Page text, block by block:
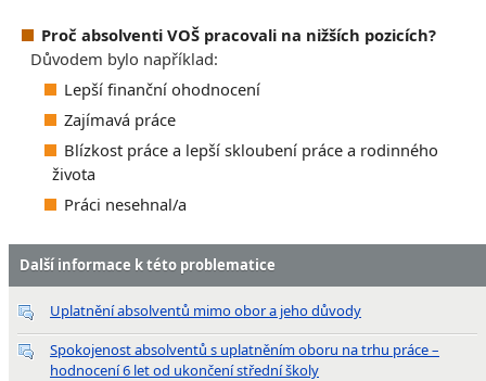
Proč absolventi VOŠ pracovali na nižších pozicích?
Důvodem bylo například:
Lepší finanční ohodnocení
Zajímavá práce
Blízkost práce a lepší skloubení práce a rodinného
života
Práci nesehnal/a
Další informace k této problematice
Uplatnění absolventů mimo obor a jeho důvody
Spokojenost absolventů s uplatněním oboru na trhu práce –
hodnocení 6 let od ukončení střední školy